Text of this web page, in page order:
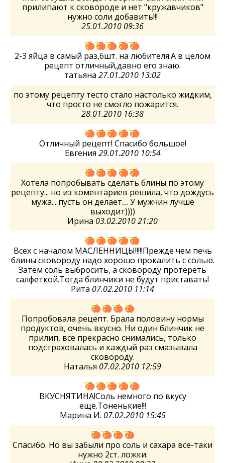
прилипают к сковороде и нет "кружавчиков"
нужно соли добавить!!!
25.01.2010 09:36
2-3 яйца в самый раз,6шт. на любителя.А в целом
рецепт отличный,давно его знаю.
татьяна 27.01.2010 13:02
по этому рецепту тесто стало настолько жидким,
что просто не смогло пожарится.
28.01.2010 16:38
Отличный рецепт! Спасибо большое!
Евгения 29.01.2010 10:54
Хотела попробывать сделать блины по этому
рецепту... но из коментариев решила, что дождусь
мужа... пусть он делает.... У мужчин лучше
выходит))))
Ирина 03.02.2010 21:20
Всех с началом МАСЛЕННИЦЫ!!!!!Прежде чем печь
блины сковороду надо хорошо прокалить с солью.
Затем соль выбросить, а сковороду протереть
салфеткой.Тогда блинчики не будут приставать!
Рита 07.02.2010 11:14
Попробовала рецепт. Брала половину нормы
продуктов, очень вкусно. Ни один блинчик не
прилип, все прекрасно снимались, только
подстраховалась и каждый раз смазывала
сковороду.
Наталья 07.02.2010 12:59
ВКУСНЯТИНА!Соль немного по вкусу
еще.Тоненькие!!!
Марина И. 07.02.2010 15:45
Спасибо. Но вы забыли про соль и сахара все-таки
нужно 2ст. ложки.